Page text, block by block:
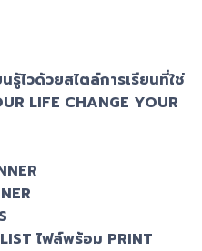
รู้ไวด้วยสไตล์การเรียนที่ใช่
LIFE CHANGE YOUR
ไฟล์พร้อม PRINT